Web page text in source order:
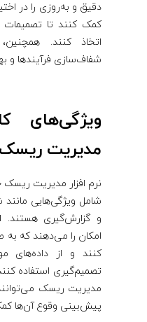
دقیق و به‌روزی را در
کمک کنند تا تصمیمات
اتخاذ کنند.
شفاف‌سازی فرآیندها و
ویژگی‌های
مدیریت ریسک
نرم افزار مدیریت ریسک
شامل ویژگی‌هایی مانند
و گزارش‌گیری هستند.
امکان را می‌دهند که
کنند و از داده‌های
تصمیم‌گیری استفاده
مدیریت ریسک
پیش‌بینی وقوع آن‌ها